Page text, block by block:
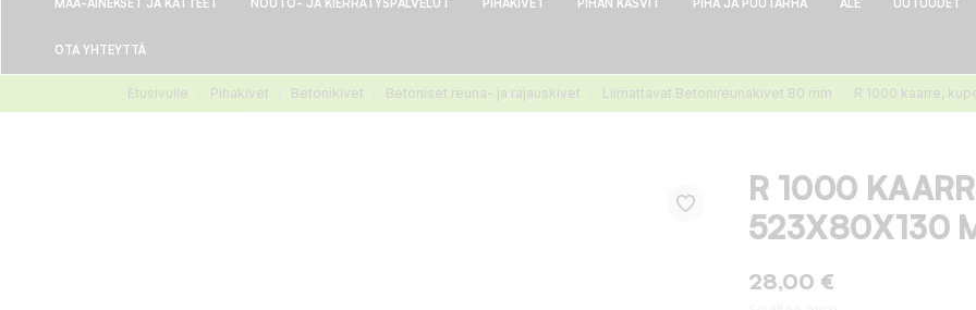
MAA-AINEKSET JA KATTEET NOUTO- JA KIERRÄTYSPALVELUT PIHAKIVET PIHAN KASVIT PIHA JA PUUTARHA ALE UUTUUDET
OTA YHTEYTTÄ
Etusivulle Pihakivet Betonikivet Betoniset reuna- ja rajauskivet Liimattavat Betonireunakivet 80 mm R 1000 kaarre,
R 1000
523X80X130
28,00 €